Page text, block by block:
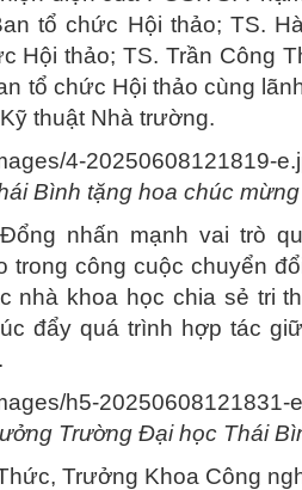
tổ chức Hội thảo; TS.
Hội thảo; TS. Trần Công
tổ chức Hội thảo cùng
thuật Nhà trường.
Bình tặng hoa chúc mừng
nhấn mạnh vai trò
công cuộc chuyển
nhà khoa học chia sẻ tri
đẩy quá trình hợp tác
Trường Đại học Thái
Trưởng Khoa Công